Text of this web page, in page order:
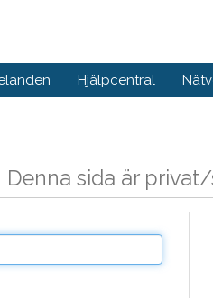
Hjälpcentral
Denna sida är